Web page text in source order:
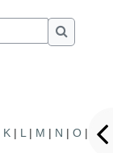
Cerca
K | L | M | N |O |